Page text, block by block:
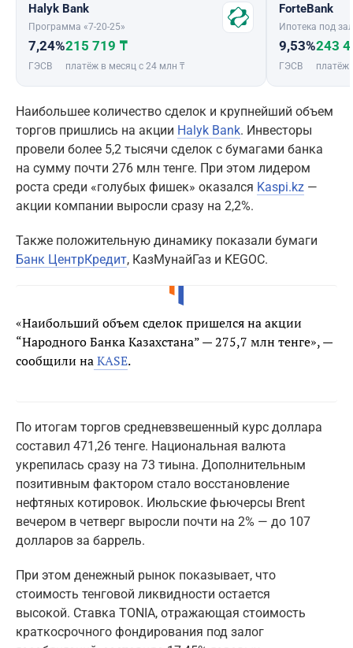
Halyk Bank
Программа «7-20-25»
7,24%
ГЭСВ
215 719 ₸
платёж в месяц с 24 млн ₸
ForteBank
Ипотека под
9,53%
ГЭСВ
243
платёж
Наибольшее количество сделок и крупнейший объем
торгов пришлись на акции Halyk Bank. Инвесторы
провели более 5,2 тысячи сделок с бумагами банка
на сумму почти 276 млн тенге. При этом лидером
роста среди «голубых фишек» оказался Kaspi.kz —
акции компании выросли сразу на 2,2%.
Также положительную динамику показали бумаги
Банк ЦентрКредит, КазМунайГаз и KEGOC.
«Наибольший объем сделок пришелся на акции
“Народного Банка Казахстана” — 275,7 млн тенге», —
сообщили наKASE.
По итогам торгов средневзвешенный курс доллара
составил 471,26 тенге. Национальная валюта
укрепилась сразу на 73 тиына. Дополнительным
позитивным фактором стало восстановление
нефтяных котировок. Июльские фьючерсы Brent
вечером в четверг выросли почти на 2% — до 107
долларов за баррель.
При этом денежный рынок показывает, что
стоимость тенговой ликвидности остается
высокой. Ставка TONIA, отражающая стоимость
краткосрочного фондирования под залог